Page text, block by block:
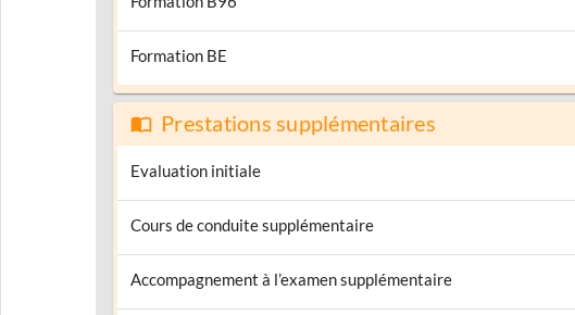
Formation BE
Prestations supplémentaires
Evaluation initiale
Cours de conduite supplémentaire
Accompagnement à l’examen supplémentaire